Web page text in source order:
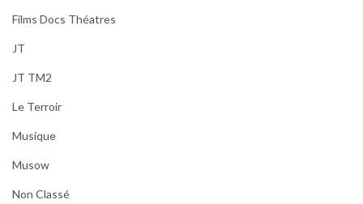
Films Docs Théatres
JT
JT TM2
Le Terroir
Musique
Musow
Non Classé